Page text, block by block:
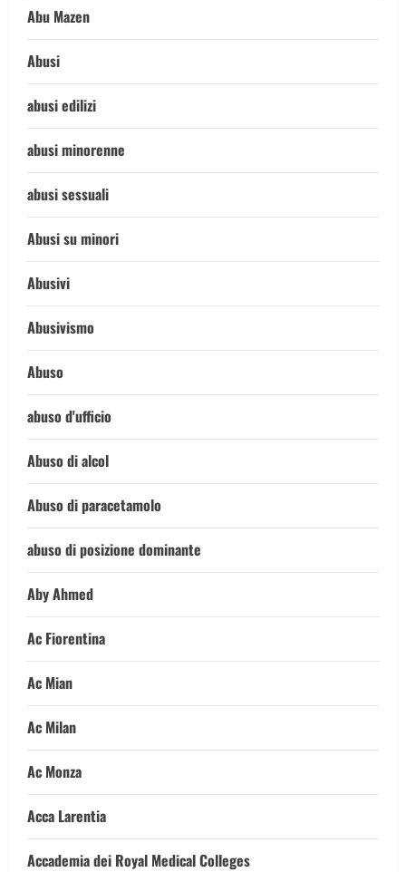
Abu Mazen
Abusi
abusi edilizi
abusi minorenne
abusi sessuali
Abusi su minori
Abusivi
Abusivismo
Abuso
abuso d'ufficio
Abuso di alcol
Abuso di paracetamolo
abuso di posizione dominante
Aby Ahmed
Ac Fiorentina
Ac Mian
Ac Milan
Ac Monza
Acca Larentia
Accademia dei Royal Medical Colleges